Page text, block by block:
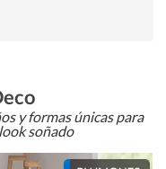
y formas únicas para
soñado